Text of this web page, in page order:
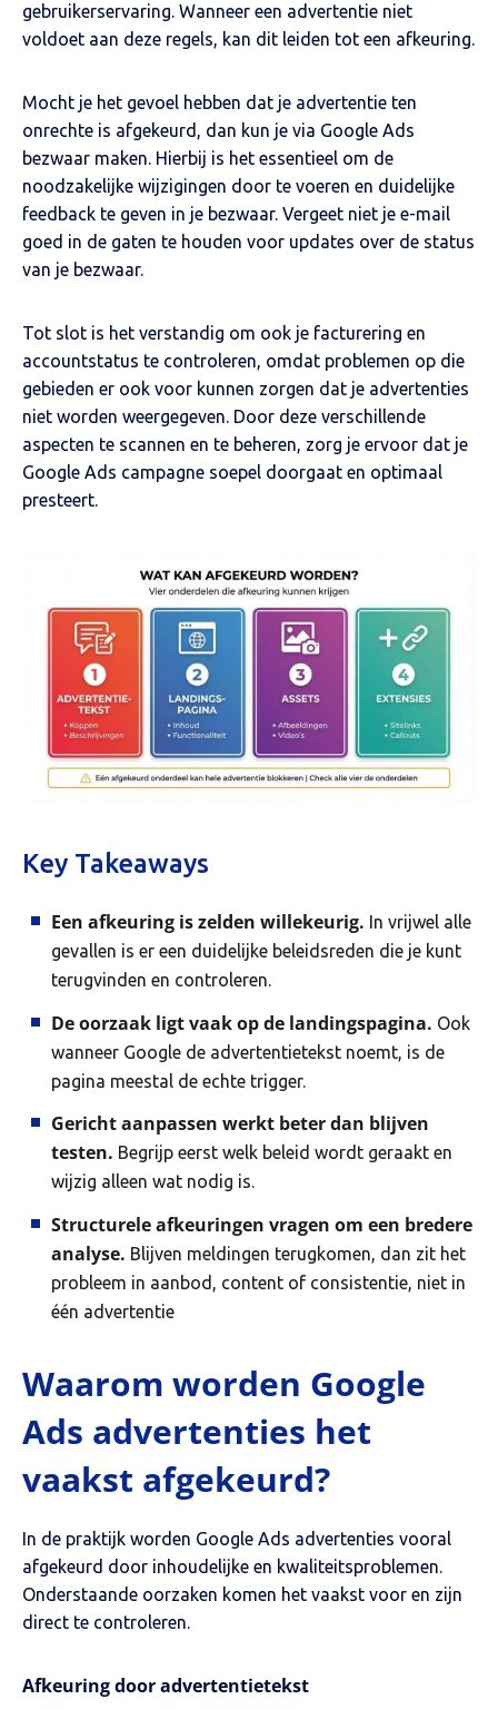
gebruikerservaring. Wanneer een advertentie niet
voldoet aan deze regels, kan dit leiden tot een afkeuring.
Mocht je het gevoel hebben dat je advertentie ten
onrechte is afgekeurd, dan kun je via Google Ads
bezwaar maken. Hierbij is het essentieel om de
noodzakelijke wijzigingen door te voeren en duidelijke
feedback te geven in je bezwaar. Vergeet niet je e-mail
goed in de gaten te houden voor updates over de status
van je bezwaar.
Tot slot is het verstandig om ook je facturering en
accountstatus te controleren, omdat problemen op die
gebieden er ook voor kunnen zorgen dat je advertenties
niet worden weergegeven. Door deze verschillende
aspecten te scannen en te beheren, zorg je ervoor dat je
Google Ads campagne soepel doorgaat en optimaal
presteert.
Key Takeaways
Een afkeuring is zelden willekeurig. In vrijwel alle
gevallen is er een duidelijke beleidsreden die je kunt
terugvinden en controleren.
De oorzaak ligt vaak op de landingspagina. Ook
wanneer Google de advertentietekst noemt, is de
pagina meestal de echte trigger.
Gericht aanpassen werkt beter dan blijven
testen. Begrijp eerst welk beleid wordt geraakt en
wijzig alleen wat nodig is.
Structurele afkeuringen vragen om een bredere
analyse. Blijven meldingen terugkomen, dan zit het
probleem in aanbod, content of consistentie, niet in
één advertentie
Waarom worden Google
Ads advertenties het
vaakst afgekeurd?
In de praktijk worden Google Ads advertenties vooral
afgekeurd door inhoudelijke en kwaliteitsproblemen.
Onderstaande oorzaken komen het vaakst voor en zijn
direct te controleren.
Afkeuring door advertentietekst